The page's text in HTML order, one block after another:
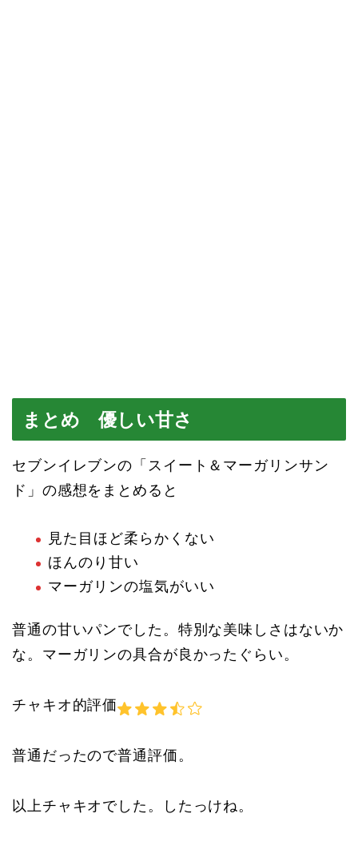
まとめ 優しい甘さ
セブンイレブンの「スイート＆マーガリンサン
ド」の感想をまとめると
見た目ほど柔らかくない
ほんのり甘い
マーガリンの塩気がいい
普通の甘いパンでした。特別な美味しさはないか
な。マーガリンの具合が良かったぐらい。
チャキオ的評価
普通だったので普通評価。
以上チャキオでした。したっけね。